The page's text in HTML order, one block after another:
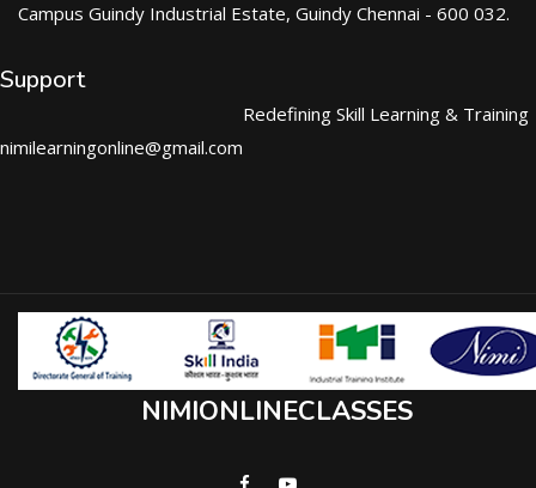
Campus Guindy Industrial Estate, Guindy Chennai - 600 032.
Support
nimilearningonline@gmail.com
Redefining Skill Learning & Training
NIMIONLINECLASSES